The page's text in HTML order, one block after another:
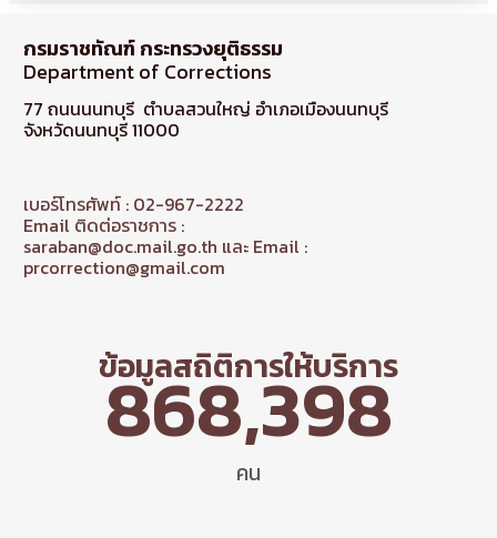
กรมราชทัณฑ์ กระทรวงยุติธรรม
Department of Corrections
77 ถนนนนทบุรี ตำบลสวนใหญ่ อำเภอเมืองนนทบุรี
จังหวัดนนทบุรี 11000
เบอร์โทรศัพท์ : 02-967-2222
Email ติดต่อราชการ :
saraban@doc.mail.go.th และ Email :
prcorrection@gmail.com
ข้อมูลสถิติการให้บริการ
คน
868,398